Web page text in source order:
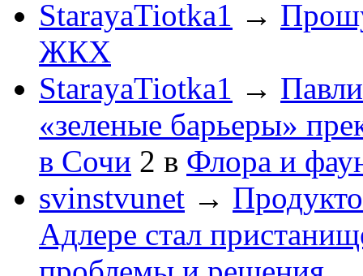
StarayaTiotka1 →
ЖКХ
StarayaTiotka1 →
«зеленые барьеры»
в Сочи 2 в Флора и
svinstvunet →
Адлере стал